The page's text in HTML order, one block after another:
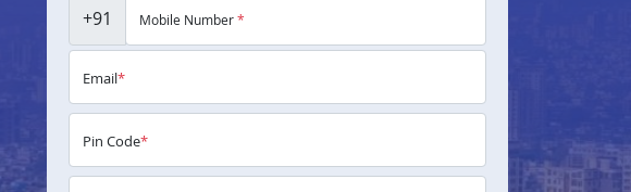
+91 Mobile Number*
Email*
Pin Code*